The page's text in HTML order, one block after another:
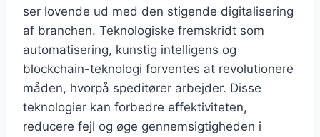
ser lovende ud med den stigende digitalisering
af branchen. Teknologiske fremskridt som
automatisering, kunstig intelligens og
blockchain-teknologi forventes at revolutionere
måden, hvorpå speditører arbejder. Disse
teknologier kan forbedre effektiviteten,
reducere fejl og øge gennemsigtigheden i